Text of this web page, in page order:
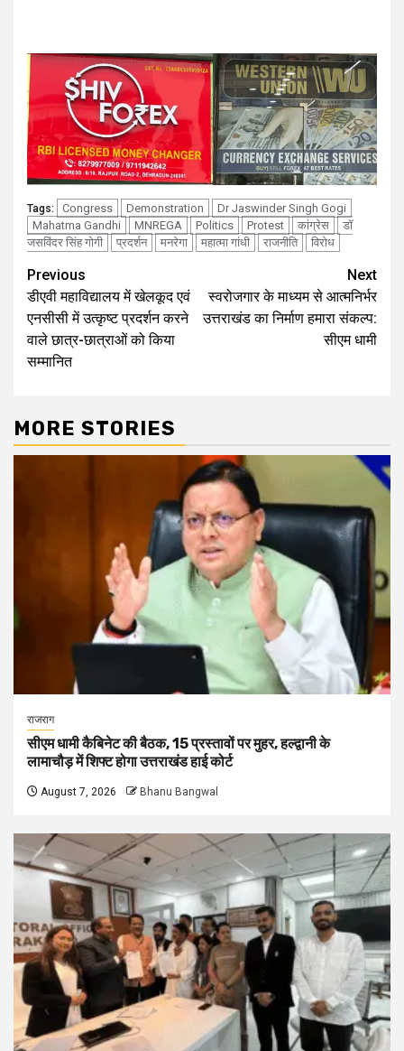
Tags: Congress Demonstration
Dr Jaswinder Singh Gogi
Mahatma Gandhi
MNREGA Politics Protest कांग्रेस
डॉ
जसविंदर सिंह गोगी
प्रदर्शन मनरेगा महात्मा गांधी राजनीति विरोध
Continue
Reading
Previous
डीएवी महाविद्यालय में खेलकूद एवं
एनसीसी में उत्कृष्ट प्रदर्शन करने
वाले छात्र-छात्राओं को किया
सम्मानित
Next
स्वरोजगार के माध्यम से आत्मनिर्भर
उत्तराखंड का निर्माण हमारा संकल्प:
सीएम धामी
MORE STORIES
राजराग
सीएम धामी कैबिनेट की बैठक, 15 प्रस्तावों पर मुहर, हल्द्वानी के
लामाचौड़ में शिफ्ट होगा उत्तराखंड हाई कोर्ट
August 7, 2026 Bhanu Bangwal